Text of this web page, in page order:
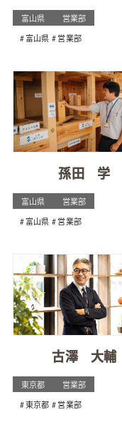
富山県 営業部
富山県 営業部
孫田 学
富山県 営業部
富山県 営業部
古澤 大輔
東京都 営業部
東京都 営業部